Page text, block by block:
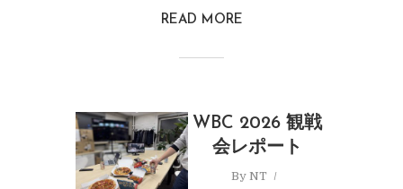
READ MORE
WBC 2026 観戦
会レポート
By NT